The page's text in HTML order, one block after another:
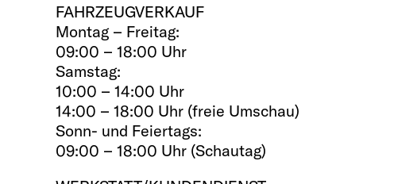
FAHRZEUGVERKAUF
Montag – Freitag:
09:00 – 18:00 Uhr
Samstag:
10:00 – 14:00 Uhr
14:00 – 18:00 Uhr (freie Umschau)
Sonn- und Feiertags:
09:00 – 18:00 Uhr (Schautag)